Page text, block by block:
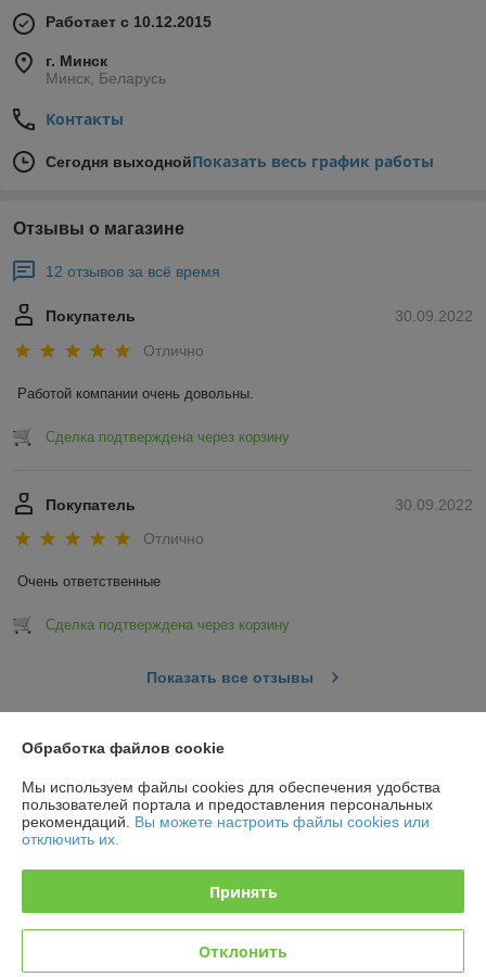
Работает с 10.12.2015
г. Минск
Минск, Беларусь
Контакты
Сегодня выходнойПоказать весь график работы
Отзывы о магазине
12 отзывов за всё время
30.09.2022
Покупатель
Отлично
Работой компании очень довольны.
Сделка подтверждена через корзину
30.09.2022
Покупатель
Отлично
Очень ответственные
Сделка подтверждена через корзину
Показать все отзывы
О нас
Контакты
Обработка файлов cookie
Мы используем файлы cookies для обеспечения удобства
пользователей портала и предоставления персональных
рекомендаций. Вы можете настроить файлы cookies или
отключить их.
Принять
Отклонить